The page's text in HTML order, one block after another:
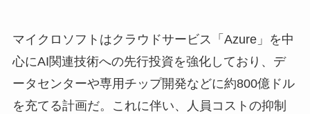
マイクロソフトはクラウドサービス「Azure」を中
心にAI関連技術への先行投資を強化しており、デ
ータセンターや専用チップ開発などに約800億ドル
を充てる計画だ。これに伴い、人員コストの抑制